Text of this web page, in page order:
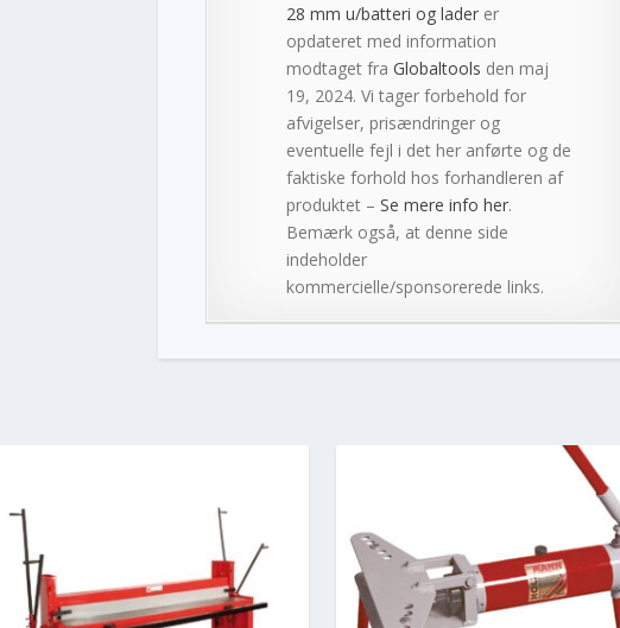
28 mm u/batteri og laderer
opdateret med information
modtaget fra Globaltools den maj
19, 2024. Vi tager forbehold for
afvigelser, prisændringer og
eventuelle fejl i det her anførte og de
faktiske forhold hos forhandleren af
produktet – Se mere info her.
Bemærk også, at denne side
indeholder
kommercielle/sponsorerede links.